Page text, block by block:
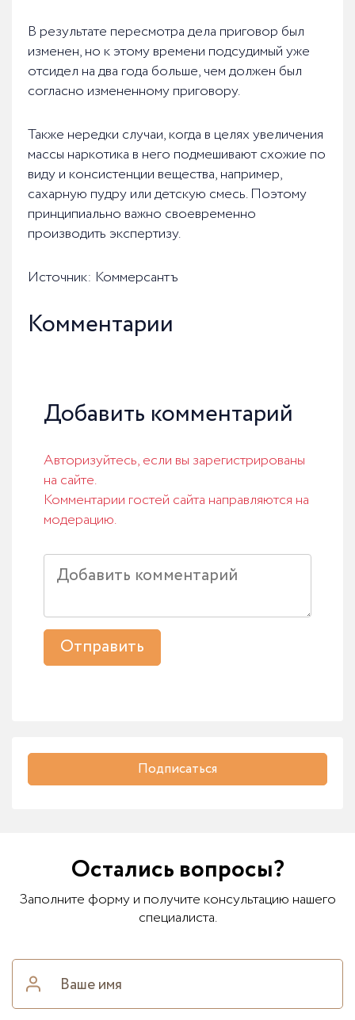
В результате пересмотра дела приговор был
изменен, но к этому времени подсудимый уже
отсидел на два года больше, чем должен был
согласно измененному приговору.
Также нередки случаи, когда в целях увеличения
массы наркотика в него подмешивают схожие по
виду и консистенции вещества, например,
сахарную пудру или детскую смесь. Поэтому
принципиально важно своевременно
производить экспертизу.
Источник: Коммерсантъ
Комментарии
Добавить комментарий
Авторизуйтесь, если вы зарегистрированы
на сайте.
Комментарии гостей сайта направляются на
модерацию.
Отправить
Подписаться
Остались вопросы?
Заполните форму и получите консультацию нашего
специалиста.